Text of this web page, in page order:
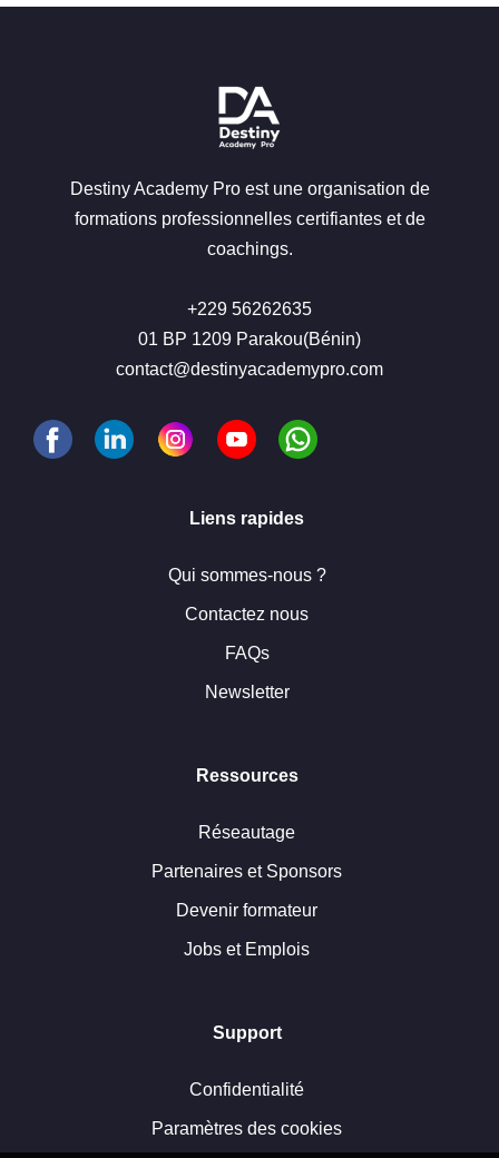
Destiny Academy Pro est une organisation de
formations professionnelles certifiantes et de
coachings.
+229 56262635
01 BP 1209 Parakou(Bénin)
contact@destinyacademypro.com
Liens rapides
Qui sommes-nous ?
Contactez nous
FAQs
Newsletter
Ressources
Réseautage
Partenaires et Sponsors
Devenir formateur
Jobs et Emplois
Support
Confidentialité
Paramètres des cookies